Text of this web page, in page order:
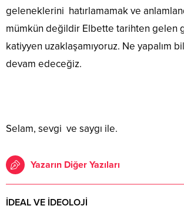
geleneklerini hatırlamamak ve
mümkün değildir Elbette tarihten gelen
katiyyen uzaklaşamıyoruz. Ne yapalım
devam edeceğiz.
Selam, sevgi ve saygı ile.
Yazarın Diğer Yazıları
İDEAL VE İDEOLOJİ